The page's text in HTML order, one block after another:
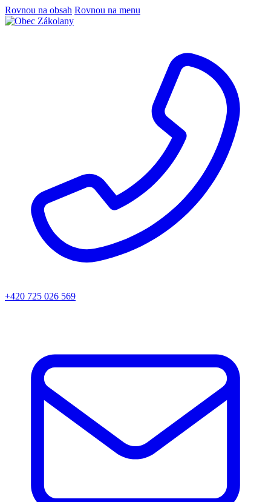
Rovnou na obsah Rovnou na menu
+420 725 026 569